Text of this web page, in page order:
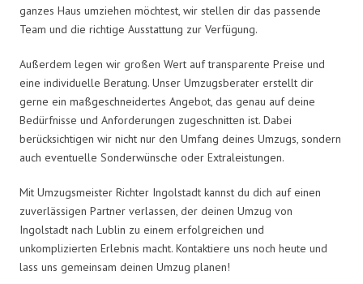
ganzes Haus umziehen möchtest, wir stellen dir das passende
Team und die richtige Ausstattung zur Verfügung.
Außerdem legen wir großen Wert auf transparente Preise und
eine individuelle Beratung. Unser Umzugsberater erstellt dir
gerne ein maßgeschneidertes Angebot, das genau auf deine
Bedürfnisse und Anforderungen zugeschnitten ist. Dabei
berücksichtigen wir nicht nur den Umfang deines Umzugs, sondern
auch eventuelle Sonderwünsche oder Extraleistungen.
Mit Umzugsmeister Richter Ingolstadt kannst du dich auf einen
zuverlässigen Partner verlassen, der deinen Umzug von
Ingolstadt nach Lublin zu einem erfolgreichen und
unkomplizierten Erlebnis macht. Kontaktiere uns noch heute und
lass uns gemeinsam deinen Umzug planen!